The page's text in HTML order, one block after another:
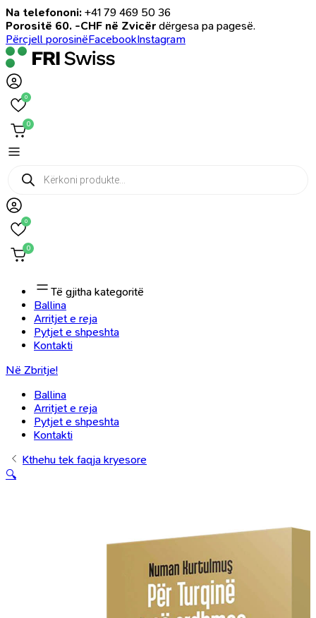
Na telefononi: +41 79 469 50 36
Porositë 60. -CHF në Zvicër dërgesa pa pagesë.
Përcjell porosinëFacebookInstagram
0
0
Products
search
0
0
Të gjitha kategoritë
Ballina
Arritjet e reja
Pytjet e shpeshta
Kontakti
Në Zbritje!
Ballina
Arritjet e reja
Pytjet e shpeshta
Kontakti
Kthehu tek faqja kryesore
🔍